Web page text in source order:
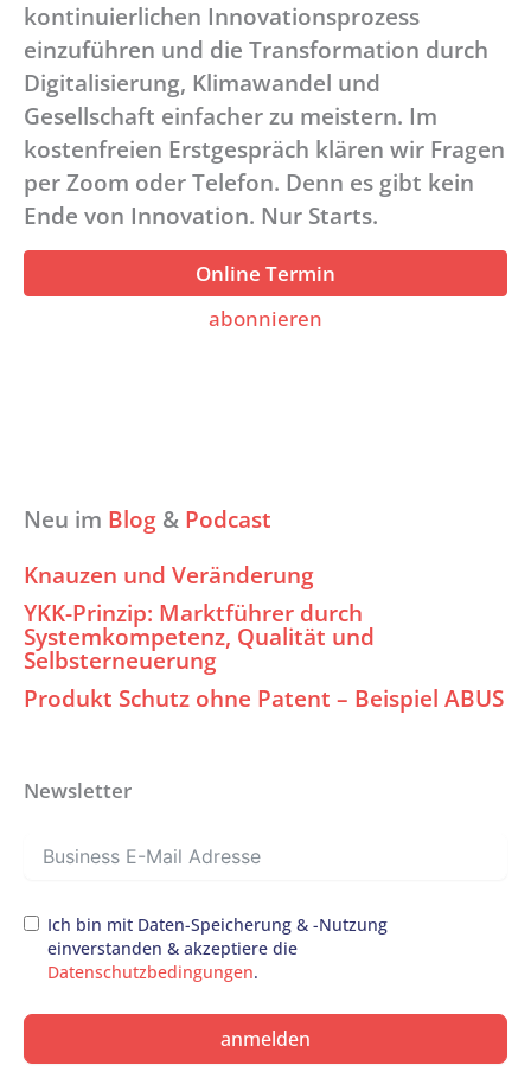
kontinuierlichen Innovationsprozess
einzuführen und die Transformation durch
Digitalisierung, Klimawandel und
Gesellschaft einfacher zu meistern. Im
kostenfreien Erstgespräch klären wir Fragen
per Zoom oder Telefon. Denn es gibt kein
Ende von Innovation. Nur Starts.
Online Termin
abonnieren
Neu im Blog & Podcast
Knauzen und Veränderung
YKK-Prinzip: Marktführer durch
Systemkompetenz, Qualität und
Selbsterneuerung
Produkt Schutz ohne Patent – Beispiel ABUS
Newsletter
Ich bin mit Daten-Speicherung & -Nutzung
einverstanden & akzeptiere die
Datenschutzbedingungen.
anmelden